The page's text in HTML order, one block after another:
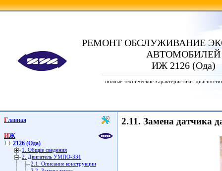
РЕМОНТ ОБСЛУЖИВАНИЕ
АВТОМОБИЛЕЙ
ИЖ 2126 (Ода)
полные технические характеристики.
Главная
ИЖ
2126 (Ода)
1. Общие сведения
2. Двигатель УМПО-331
2.1. Описание конструкции
2.11. Замена датчика